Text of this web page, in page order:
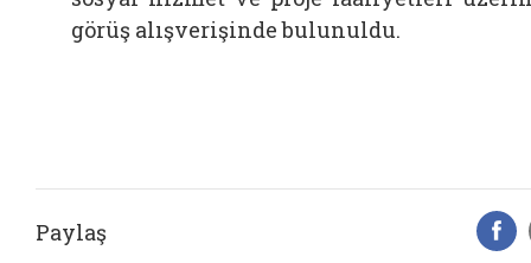
görüş alışverişinde bulunuldu.
Paylaş